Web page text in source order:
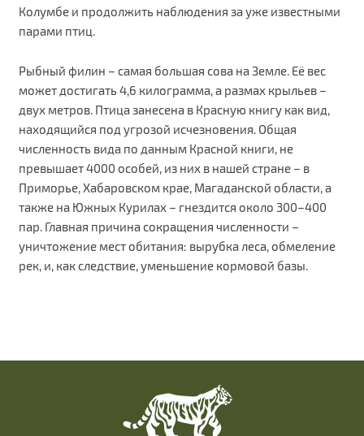
Колумбе и продолжить наблюдения за уже известными
парами птиц.
Рыбный филин – самая большая сова на Земле. Её вес
может достигать 4,6 килограмма, а размах крыльев –
двух метров. Птица занесена в Красную книгу как вид,
находящийся под угрозой исчезновения. Общая
численность вида по данным Красной книги, не
превышает 4000 особей, из них в нашей стране – в
Приморье, Хабаровском крае, Магаданской области, а
также на Южных Курилах – гнездится около 300–400
пар. Главная причина сокращения численности –
уничтожение мест обитания: вырубка леса, обмеление
рек, и, как следствие, уменьшение кормовой базы.